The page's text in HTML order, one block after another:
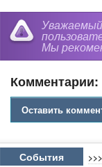
Мы
Комментарии:
Оставить
События >>>